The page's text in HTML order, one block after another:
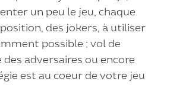
un peu le jeu, chaque
des jokers, à utiliser
possible : vol de
adversaires ou encore
est au coeur de votre jeu